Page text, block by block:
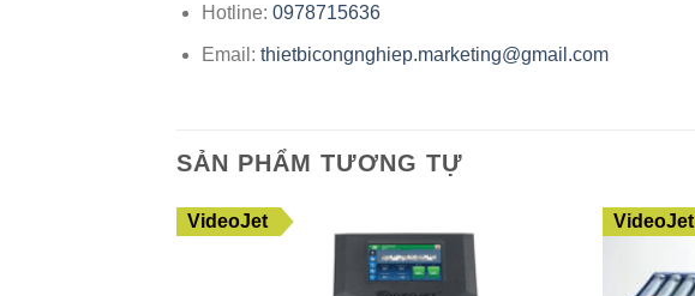
Hotline: 0978715636
Email: thietbicongnghiep.marketing@gmail.com
SẢN PHẨM TƯƠNG TỰ
VideoJet VideoJet